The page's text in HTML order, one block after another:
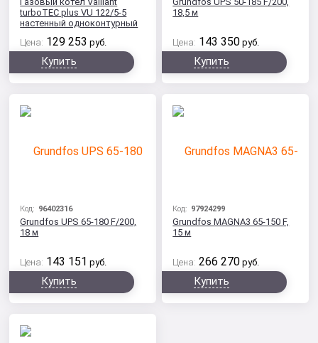
turboTEC plus VU 122/5-5
настенный одноконтурный
Цена: 129 253 руб.
Купить
18,5 м
Цена: 143 350 руб.
Купить
Код: 96402316
Grundfos UPS 65-180 F/200,
18 м
Цена: 143 151 руб.
Купить
Код: 97924299
Grundfos MAGNA3 65-150 F,
15 м
Цена: 266 270 руб.
Купить